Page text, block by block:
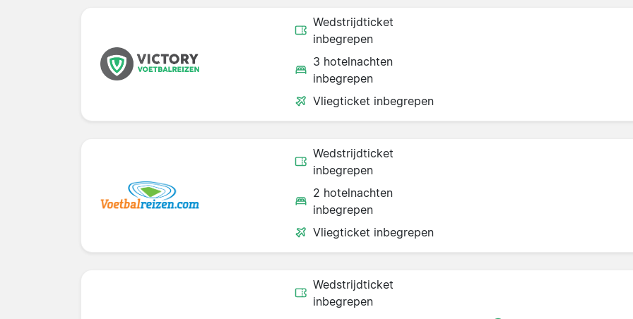
Wedstrijdticket
inbegrepen
3 hotelnachten
inbegrepen
Vliegticket inbegrepen
Wedstrijdticket
inbegrepen
2 hotelnachten
inbegrepen
Vliegticket inbegrepen
Wedstrijdticket
inbegrepen